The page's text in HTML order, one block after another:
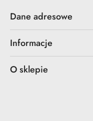
Dane adresowe
Informacje
O sklepie